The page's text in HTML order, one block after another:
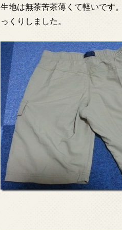
生地は無茶苦茶薄くて軽いです
っくりしました。